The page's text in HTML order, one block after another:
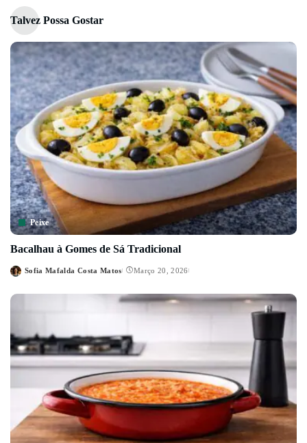
Talvez Possa Gostar
Peixe
Bacalhau à Gomes de Sá Tradicional
Posted
Sofia Mafalda Costa Matos Março 20, 2026